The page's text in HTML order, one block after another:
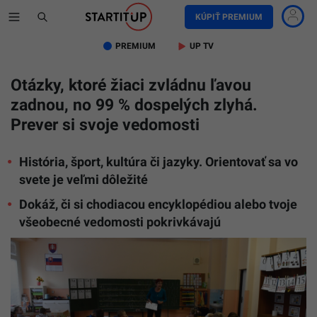
KÚPIŤ PREMIUM
PREMIUM UP TV
Otázky, ktoré žiaci zvládnu ľavou
zadnou, no 99 % dospelých zlyhá.
Prever si svoje vedomosti
História, šport, kultúra či jazyky. Orientovať sa vo
svete je veľmi dôležité
Dokáž, či si chodiacou encyklopédiou alebo tvoje
všeobecné vedomosti pokrivkávajú